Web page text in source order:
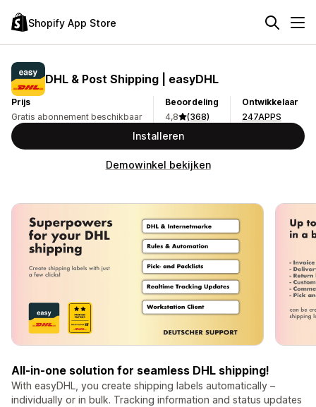
Shopify App Store
DHL & Post Shipping | easyDHL
Prijs
Gratis abonnement beschikbaar
Beoordeling
4,8
(368)
Ontwikkelaar
247APPS
Installeren
Demowinkel bekijken
All-in-one solution for seamless DHL shipping!
With easyDHL, you create shipping labels automatically –
individually or in bulk. Tracking information and status updates